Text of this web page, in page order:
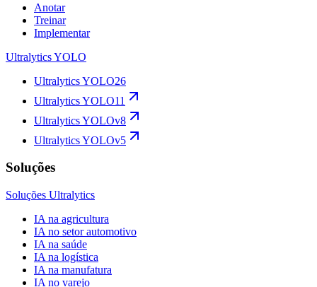
Anotar
Treinar
Implementar
Ultralytics YOLO
Ultralytics YOLO26
Ultralytics YOLO11
Ultralytics YOLOv8
Ultralytics YOLOv5
Soluções
Soluções Ultralytics
IA na agricultura
IA no setor automotivo
IA na saúde
IA na logística
IA na manufatura
IA no varejo